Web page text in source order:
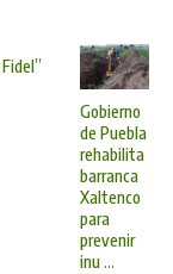
Gobierno
de Puebla
rehabilita
barranca
Xaltenco
para
prevenir
inu ...